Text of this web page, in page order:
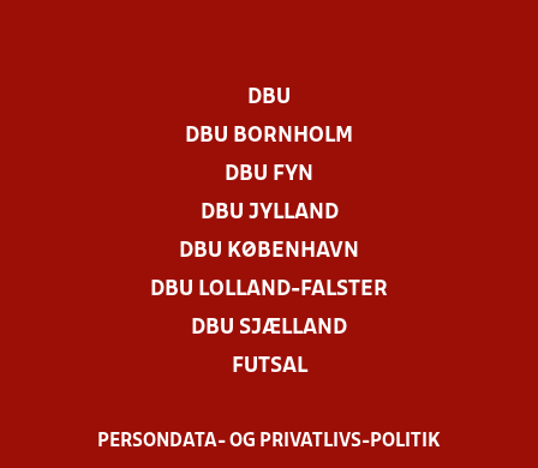
DBU
DBU BORNHOLM
DBU FYN
DBU JYLLAND
DBU KØBENHAVN
DBU LOLLAND-FALSTER
DBU SJÆLLAND
FUTSAL
PERSONDATA- OG PRIVATLIVS-POLITIK